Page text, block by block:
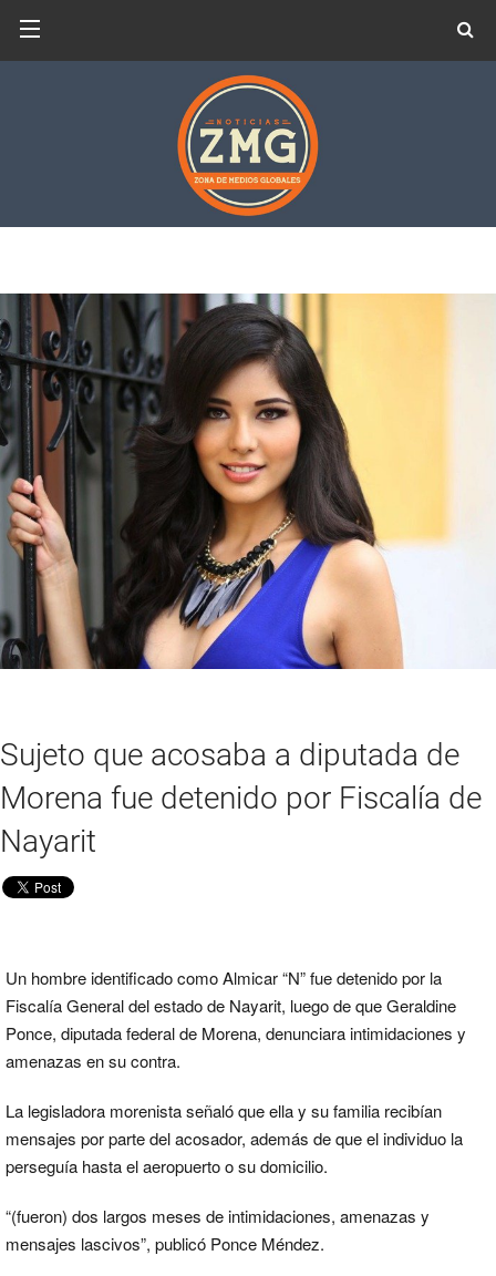
Sujeto que acosaba a diputada de
Morena fue detenido por Fiscalía de
Nayarit
Un hombre identificado como Almicar “N” fuedetenido por la
Fiscalía General del estado de Nayarit, luego de que Geraldine
Ponce, diputada federal de Morena, denunciara intimidaciones y
amenazas en su contra.
La legisladora morenista señaló que ella y su familia recibían
mensajes por parte del acosador, además de que el individuo la
perseguía hasta el aeropuerto o su domicilio.
“(fueron) dos largos meses de intimidaciones, amenazas y
mensajes lascivos”, publicó Ponce Méndez.